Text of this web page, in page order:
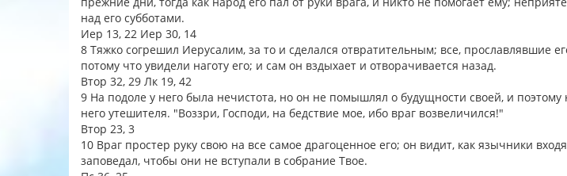
над его субботами.
Иер 13, 22 Иер 30, 14
8 Тяжко согрешил Иерусалим, за то и сделался отвратительным; все, прославлявшие
потому что увидели наготу его; и сам он вздыхает и отворачивается назад.
Втор 32, 29 Лк 19, 42
9 На подоле у него была нечистота, но он не помышлял о будущности своей, и поэтому
него утешителя. "Воззри, Господи, на бедствие мое, ибо враг возвеличился!"
Втор 23, 3
10 Враг простер руку свою на все самое драгоценное его; он видит, как язычники
заповедал, чтобы они не вступали в собрание Твое.